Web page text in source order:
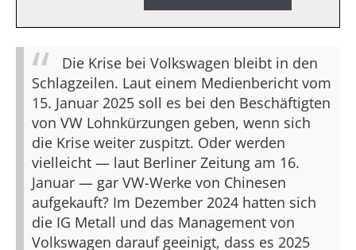
Die Krise bei Volkswagen bleibt in den
Schlagzeilen. Laut einem Medienbericht vom
15. Januar 2025 soll es bei den Beschäftigten
von VW Lohnkürzungen geben, wenn sich
die Krise weiter zuspitzt. Oder werden
vielleicht — laut Berliner Zeitung am 16.
Januar — gar VW-Werke von Chinesen
aufgekauft? Im Dezember 2024 hatten sich
die IG Metall und das Management von
Volkswagen darauf geeinigt, dass es 2025